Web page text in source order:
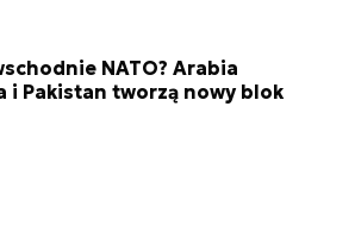
NATO? Arabia
i Pakistan tworzą nowy blok